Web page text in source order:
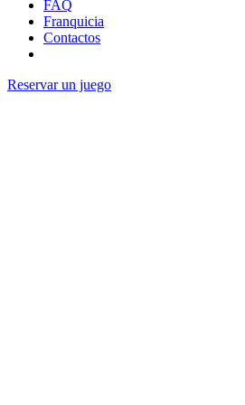
FAQ
Franquicia
Contactos
Reservar un juego